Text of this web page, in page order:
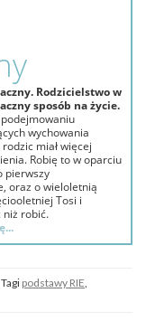
Rodzicielstwo w
sposób na życie.
wychowania
miał więcej
Robię to w oparciu
pierwszy
oraz o wieloletnią
Tosi i
niż robić.
Tagi podstawy RIE,